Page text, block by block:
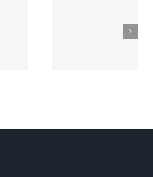
接受的和
解，换来